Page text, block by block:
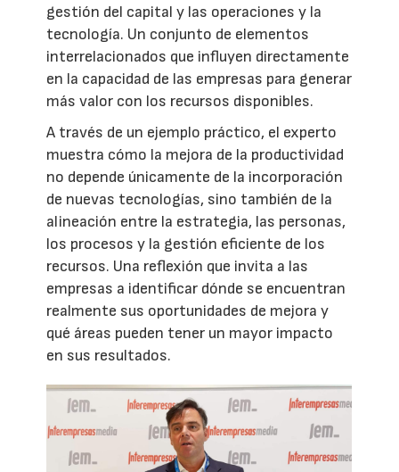
gestión del capital y las operaciones y la
tecnología. Un conjunto de elementos
interrelacionados que influyen directamente
en la capacidad de las empresas para generar
más valor con los recursos disponibles.
A través de un ejemplo práctico, el experto
muestra cómo la mejora de la productividad
no depende únicamente de la incorporación
de nuevas tecnologías, sino también de la
alineación entre la estrategia, las personas,
los procesos y la gestión eficiente de los
recursos. Una reflexión que invita a las
empresas a identificar dónde se encuentran
realmente sus oportunidades de mejora y
qué áreas pueden tener un mayor impacto
en sus resultados.